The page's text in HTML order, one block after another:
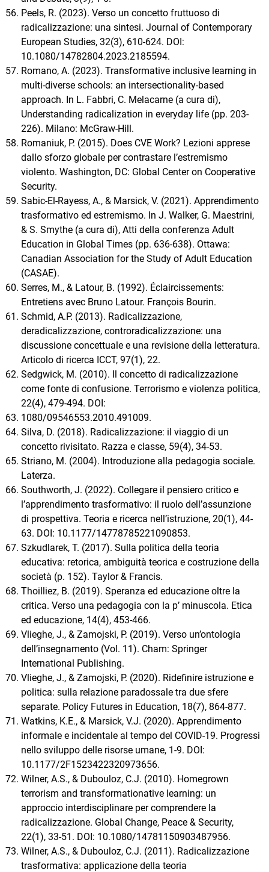
Peels, R. (2023). Verso un concetto fruttuoso di
radicalizzazione: una sintesi. Journal of Contemporary
European Studies, 32(3), 610-624. DOI:
10.1080/14782804.2023.2185594.
Romano, A. (2023). Transformative inclusive learning in
multi-diverse schools: an intersectionality-based
approach. In L. Fabbri, C. Melacarne (a cura di),
Understanding radicalization in everyday life (pp. 203-
226). Milano: McGraw-Hill.
Romaniuk, P. (2015). Does CVE Work? Lezioni apprese
dallo sforzo globale per contrastare l’estremismo
violento. Washington, DC: Global Center on Cooperative
Security.
Sabic-El-Rayess, A., & Marsick, V. (2021). Apprendimento
trasformativo ed estremismo. In J. Walker, G. Maestrini,
& S. Smythe (a cura di), Atti della conferenza Adult
Education in Global Times (pp. 636-638). Ottawa:
Canadian Association for the Study of Adult Education
(CASAE).
Serres, M., & Latour, B. (1992). Éclaircissements:
Entretiens avec Bruno Latour. François Bourin.
Schmid, A.P. (2013). Radicalizzazione,
deradicalizzazione, controradicalizzazione: una
discussione concettuale e una revisione della letteratura.
Articolo di ricerca ICCT, 97(1), 22.
Sedgwick, M. (2010). Il concetto di radicalizzazione
come fonte di confusione. Terrorismo e violenza politica,
22(4), 479-494. DOI:
1080/09546553.2010.491009.
Silva, D. (2018). Radicalizzazione: il viaggio di un
concetto rivisitato. Razza e classe, 59(4), 34-53.
Striano, M. (2004). Introduzione alla pedagogia sociale.
Laterza.
Southworth, J. (2022). Collegare il pensiero critico e
l’apprendimento trasformativo: il ruolo dell’assunzione
di prospettiva. Teoria e ricerca nell’istruzione, 20(1), 44-
63. DOI: 10.1177/14778785221090853.
Szkudlarek, T. (2017). Sulla politica della teoria
educativa: retorica, ambiguità teorica e costruzione della
società (p. 152). Taylor & Francis.
Thoilliez, B. (2019). Speranza ed educazione oltre la
critica. Verso una pedagogia con la p’ minuscola. Etica
ed educazione, 14(4), 453-466.
Vlieghe, J., & Zamojski, P. (2019). Verso un’ontologia
dell’insegnamento (Vol. 11). Cham: Springer
International Publishing.
Vlieghe, J., & Zamojski, P. (2020). Ridefinire istruzione e
politica: sulla relazione paradossale tra due sfere
separate. Policy Futures in Education, 18(7), 864-877.
Watkins, K.E., & Marsick, V.J. (2020). Apprendimento
informale e incidentale al tempo del COVID-19. Progressi
nello sviluppo delle risorse umane, 1-9. DOI:
10.1177/2F1523422320973656.
Wilner, A.S., & Dubouloz, C.J. (2010). Homegrown
terrorism and transformationative learning: un
approccio interdisciplinare per comprendere la
radicalizzazione. Global Change, Peace & Security,
22(1), 33-51. DOI: 10.1080/14781150903487956.
Wilner, A.S., & Dubouloz, C.J. (2011). Radicalizzazione
trasformativa: applicazione della teoria